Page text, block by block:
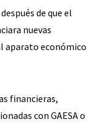
de que el
nuevas
aparato económico
financieras,
con GAESA o